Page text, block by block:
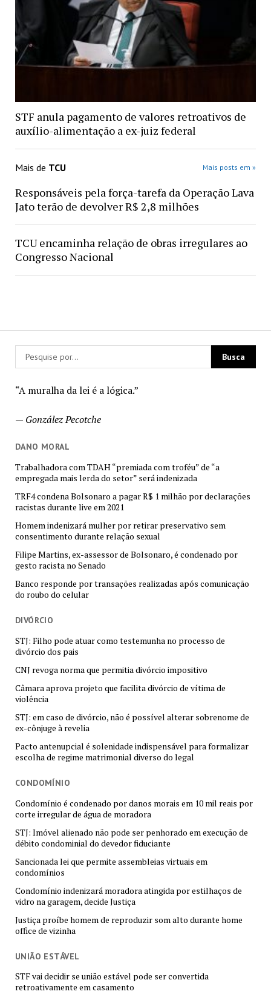
“A muralha da lei é a lógica.”
— González Pecotche
DANO MORAL
Trabalhadora com TDAH “premiada com troféu” de “a
empregada mais lerda do setor” será indenizada
TRF4 condena Bolsonaro a pagar R$ 1 milhão por declarações
racistas durante live em 2021
Homem indenizará mulher por retirar preservativo sem
consentimento durante relação sexual
Filipe Martins, ex-assessor de Bolsonaro, é condenado por
gesto racista no Senado
Banco responde por transações realizadas após comunicação
do roubo do celular
DIVÓRCIO
STJ: Filho pode atuar como testemunha no processo de
divórcio dos pais
CNJ revoga norma que permitia divórcio impositivo
Câmara aprova projeto que facilita divórcio de vítima de
violência
STJ: em caso de divórcio, não é possível alterar sobrenome de
ex-cônjuge à revelia
Pacto antenupcial é solenidade indispensável para formalizar
escolha de regime matrimonial diverso do legal
CONDOMÍNIO
Condomínio é condenado por danos morais em 10 mil reais por
corte irregular de água de moradora
STJ: Imóvel alienado não pode ser penhorado em execução de
débito condominial do devedor fiduciante
Sancionada lei que permite assembleias virtuais em
condomínios
Condomínio indenizará moradora atingida por estilhaços de
vidro na garagem, decide Justiça
Justiça proíbe homem de reproduzir som alto durante home
office de vizinha
UNIÃO ESTÁVEL
STF vai decidir se união estável pode ser convertida
retroativamente em casamento
STF anula pagamento de valores retroativos de
auxílio-alimentação a ex-juiz federal
Mais de TCU Mais posts em »
Responsáveis pela força-tarefa da Operação Lava
Jato terão de devolver R$ 2,8 milhões
TCU encaminha relação de obras irregulares ao
Congresso Nacional